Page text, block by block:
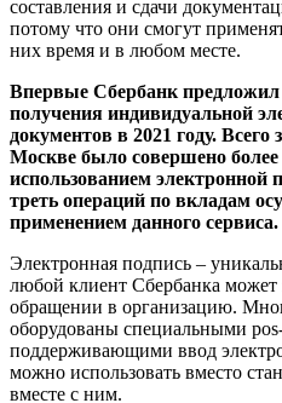
составления и сдачи
потому что они смогут
них время и в любом месте.
Впервые Сбербанк
получения индивидуальной
документов в 2021 году.
Москве было совершено
использованием электронной
треть операций по вкладам
применением данного сервиса.
Электронная подпись –
любой клиент Сбербанка может
обращении в организацию.
оборудованы специальными
поддерживающими ввод
можно использовать вместо
вместе с ним.